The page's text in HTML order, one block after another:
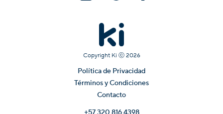
Copyright Ki ⓒ 2026
Política de Privacidad
Términos y Condiciones
Contacto